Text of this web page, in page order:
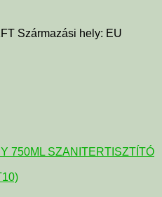
Származási hely: EU